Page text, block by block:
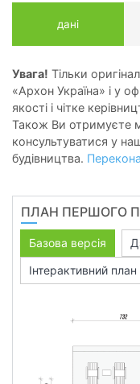
дані
Увага! Тільки
«Архон Україна» і у
якості і чітке
Також Ви отримуєте
консультуватися у
будівництва.
ПЛАН ПЕРШОГО
Базова версія
Інтерактивний план